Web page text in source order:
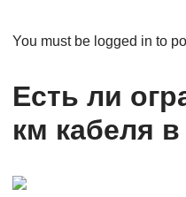
You must be logged in to
Есть ли
км кабеля